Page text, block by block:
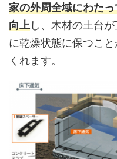
家の外周全域にわた
向上し、木材の土台
に乾燥状態に保つこ
くれます。